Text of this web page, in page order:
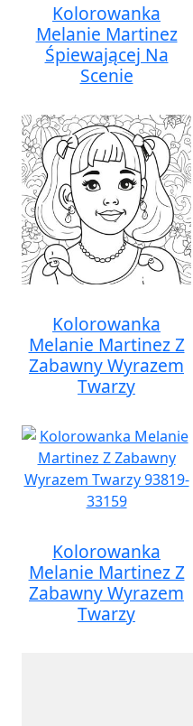
Kolorowanka
Melanie Martinez
Śpiewającej Na
Scenie
Kolorowanka
Melanie Martinez Z
Zabawny Wyrazem
Twarzy
Kolorowanka
Melanie Martinez Z
Zabawny Wyrazem
Twarzy